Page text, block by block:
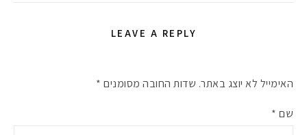
LEAVE A REPLY
האימייל לא יוצג באתר. שדות החובה מסומנים *
שם *